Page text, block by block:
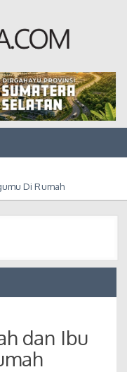
Di Rumah
dan Ibu